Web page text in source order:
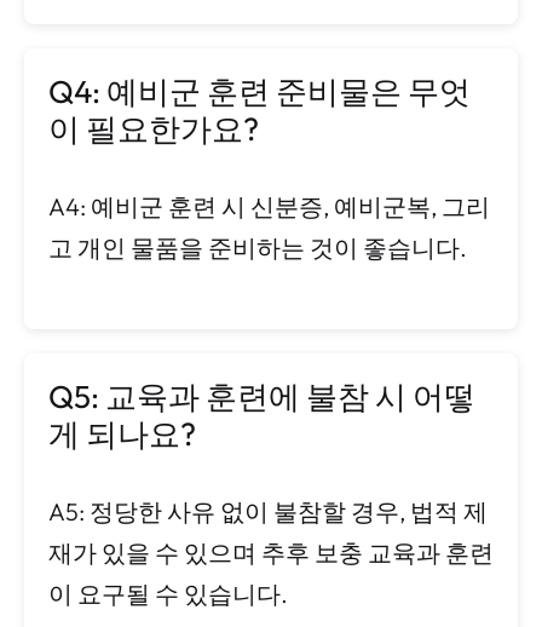
Q4: 예비군 훈련 준비물은 무엇
이 필요한가요?
A4: 예비군 훈련 시 신분증, 예비군복, 그리
고 개인 물품을 준비하는 것이 좋습니다.
Q5: 교육과 훈련에 불참 시 어떻
게 되나요?
A5: 정당한 사유 없이 불참할 경우, 법적 제
재가 있을 수 있으며 추후 보충 교육과 훈련
이 요구될 수 있습니다.